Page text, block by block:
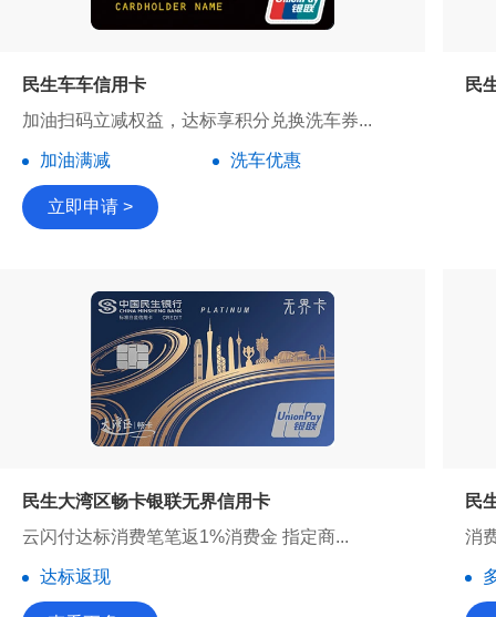
民生车车信用卡
加油扫码立减权益，达标享积分兑换洗车券...
加油满减 洗车优惠
立即申请 >
民
民生大湾区畅卡银联无界信用卡
云闪付达标消费笔笔返1%消费金 指定商...
达标返现
民
消